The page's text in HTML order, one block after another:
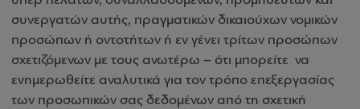
συνεργατών αυτής, πραγματικών δικαιούχων νομικών
προσώπων ή οντοτήτων ή εν γένει τρίτων προσώπων
σχετιζόμενων με τους ανωτέρω – ότι μπορείτε να
ενημερωθείτε αναλυτικά για τον τρόπο επεξεργασίας
των προσωπικών σας δεδομένων από τη σχετική